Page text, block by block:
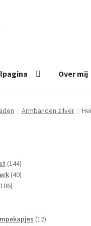
Over mij
Armbanden zilver
144144
producten
4040
106106
1212